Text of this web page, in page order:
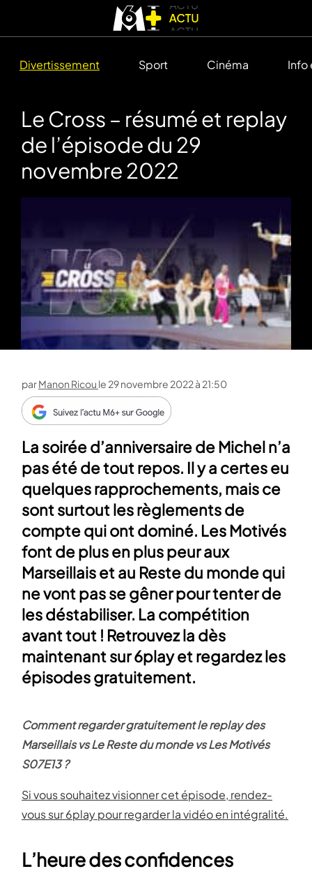
Divertissement Sport Cinéma Info
Le Cross – résumé et replay
de l’épisode du 29
novembre 2022
parManon Ricou le 29 novembre 2022 à 21:50
La soirée d’anniversaire de Michel n’a
pas été de tout repos. Il y a certes eu
quelques rapprochements, mais ce
sont surtout les règlements de
compte qui ont dominé. Les Motivés
font de plus en plus peur aux
Marseillais et au Reste du monde qui
ne vont pas se gêner pour tenter de
les déstabiliser. La compétition
avant tout ! Retrouvez la dès
maintenant sur 6play et regardez les
épisodes gratuitement.
Comment regarder gratuitement le replay des
Marseillais vs Le Reste du monde vs Les Motivés
S07E13 ?
Si vous souhaitez visionner cet épisode, rendez-
vous sur 6play pour regarder la vidéo en intégralité.
L’heure des confidences